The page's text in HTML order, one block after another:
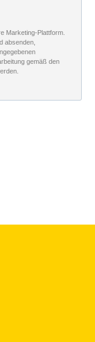
Marketing-Plattform.
absenden,
gemäß den